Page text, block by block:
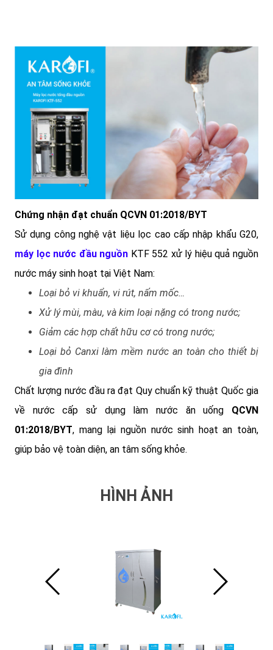
Chứng nhận đạt chuẩn QCVN 01:2018/BYT
Sử dụng công nghệ vật liệu lọc cao cấp nhập khẩu G20,
máy lọc nước đầu nguồn KTF 552 xử lý hiệu quả nguồn
nước máy sinh hoạt tại Việt Nam:
Loại bỏ vi khuẩn, vi rút, nấm mốc…
Xử lý mùi, màu, và kim loại nặng có trong nước;
Giảm các hợp chất hữu cơ có trong nước;
Loại bỏ Canxi làm mềm nước an toàn cho thiết bị
gia đình
Chất lượng nước đầu ra đạt Quy chuẩn kỹ thuật Quốc gia
về nước cấp sử dụng làm nước ăn uống QCVN
01:2018/BYT, mang lại nguồn nước sinh hoạt an toàn,
giúp bảo vệ toàn diện, an tâm sống khỏe.
HÌNH ẢNH